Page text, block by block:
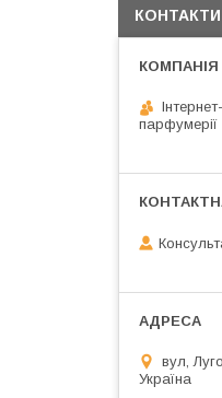
КОНТАКТИ
вул,
Україна